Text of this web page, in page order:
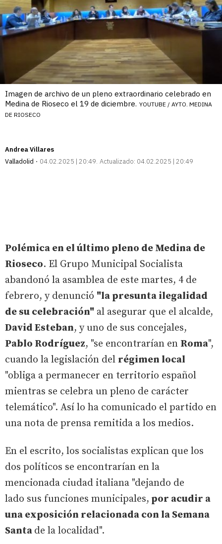
Imagen de archivo de un pleno extraordinario celebrado en
Medina de Rioseco el 19 de diciembre. YOUTUBE / AYTO. MEDINA
DE RIOSECO
Andrea Villares
Valladolid
04.02.2025 | 20:49 Actualizado: 04.02.2025 | 20:49
Polémica en el último pleno de Medina de
Rioseco. El Grupo Municipal Socialista
abandonó la asamblea de este martes, 4 de
febrero, y denunció "la presunta ilegalidad
de su celebración" al asegurar que el alcalde,
David Esteban, y uno de sus concejales,
Pablo Rodríguez, "se encontrarían en Roma",
cuando la legislación del régimen local
"obliga a permanecer en territorio español
mientras se celebra un pleno de carácter
telemático". Así lo ha comunicado el partido en
una nota de prensa remitida a los medios.
En el escrito, los socialistas explican que los
dos políticos se encontrarían en la
mencionada ciudad italiana "dejando de
lado sus funciones municipales, por acudir a
una exposición relacionada con la Semana
Santa de la localidad".